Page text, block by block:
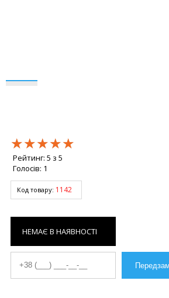
★★★★★
★★★★★
★★★★★
Рейтинг: 5 з 5
Голосів: 1
Код товару: 1142
НЕМАЄ В НАЯВНОСТІ